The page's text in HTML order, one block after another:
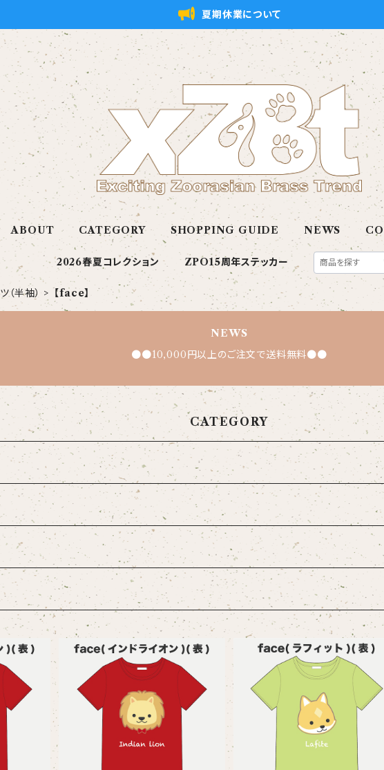
夏期休業について
ABOUT CATEGORY SHOPPING GUIDE NEWS
2026春夏コレクション ZPO15周年ステッカー
（半袖） 【face】
NEWS
●●10,000円以上のご注文で送料無料●●
CATEGORY
）
ットTシャツ